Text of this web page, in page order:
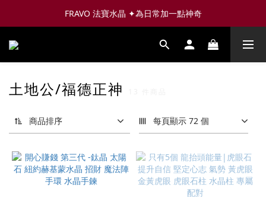
FRAVO 法寶水晶 ✦為日常加一點神奇
土地公/福德正神
商品排序 每頁顯示 72 個